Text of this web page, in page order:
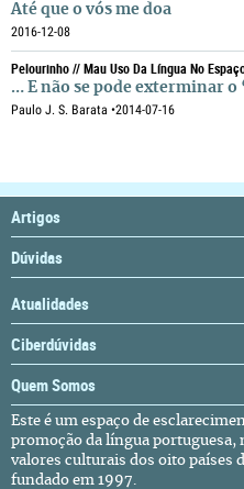
Até que o vós me doa
2016-12-08
Pelourinho // Mau Uso Da Língua No
… E não se pode exterminar
Paulo J. S. Barata •2014-07-16
Artigos
Dúvidas
Atualidades
Ciberdúvidas
Quem Somos
Este é um espaço de
promoção da língua portuguesa,
valores culturais dos oito países
fundado em 1997.